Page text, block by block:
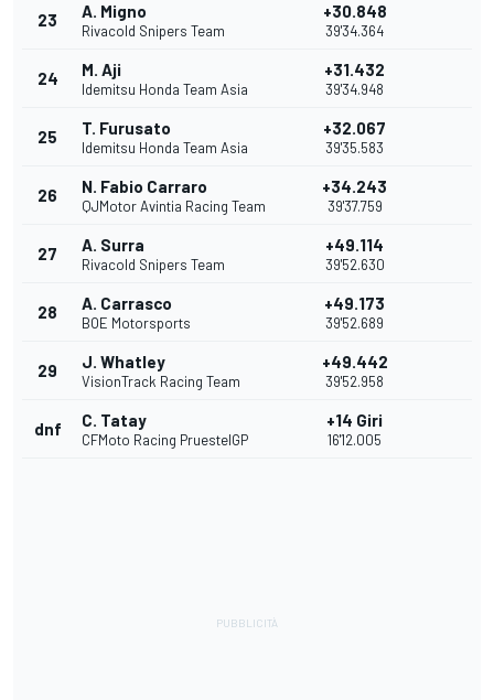
23 A. Migno
Rivacold Snipers Team
+30.848
39'34.364
24 M. Aji
Idemitsu Honda Team Asia
+31.432
39'34.948
25 T. Furusato
Idemitsu Honda Team Asia
+32.067
39'35.583
26 N. Fabio Carraro
QJMotor Avintia Racing Team
+34.243
39'37.759
27 A. Surra
Rivacold Snipers Team
+49.114
39'52.630
28 A. Carrasco
BOE Motorsports
+49.173
39'52.689
29 J. Whatley
VisionTrack Racing Team
+49.442
39'52.958
dnf C. Tatay
CFMoto Racing PruestelGP
+14 Giri
16'12.005